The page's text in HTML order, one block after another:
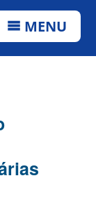
MENU